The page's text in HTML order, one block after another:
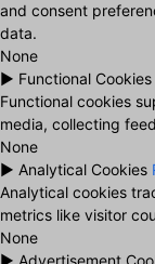
and consent
data.
None
► Functional Cookies
Functional cookies
media, collecting
None
► Analytical Cookies
Analytical cookies
metrics like visitor
None